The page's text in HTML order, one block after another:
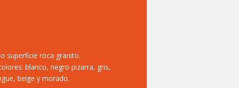
superficie roca granito.
blanco, negro pizarra, gris,
beige y morado.